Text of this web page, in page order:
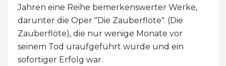
Jahren eine Reihe bemerkenswerter Werke,
darunter die Oper "Die Zauberflöte". (Die
Zauberflöte), die nur wenige Monate vor
seinem Tod uraufgeführt wurde und ein
sofortiger Erfolg war.